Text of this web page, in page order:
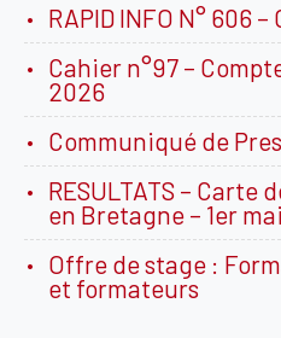
RAPID INFO N° 606 –
Cahier n°97 –
2026
Communiqué de
RESULTATS – Carte
en Bretagne – 1er
Offre de stage :
et formateurs